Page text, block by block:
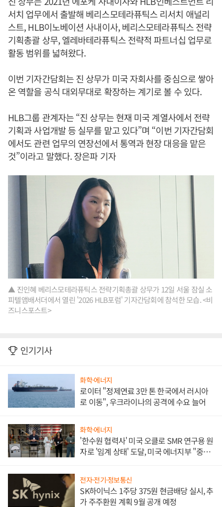
서치 업무에서 출발해 베리스모테라퓨틱스 리서치 애널리
스트, HLB이노베이션 사내이사, 베리스모테라퓨틱스 전략
기획총괄 상무, 엘레바테라퓨틱스 전략적 파트너십 업무로
활동 범위를 넓혀왔다.
이번 기자간담회는 진 상무가 미국 자회사를 중심으로 쌓아
온 역할을 공식 대외무대로 확장하는 계기로 볼 수 있다.
HLB그룹 관계자는 “진 상무는 현재 미국 계열사에서 전략
기획과 사업개발 등 실무를 맡고 있다”며 “이번 기자간담회
에서도 관련 업무의 연장선에서 통역과 현장 대응을 맡은
것”이라고 말했다. 장은파 기자
▲ 진인혜 베리스모테라퓨틱스 전략기획총괄 상무가 12일 서울 잠실 소
피텔앰배서더에서 열린 '2026 HLB포럼' 기자간담회에 참석한 모습. <비
즈니스포스트>
인기기사
화학·에너지
로이터 "정제연료 3만 톤 한국에서 러시아
로 이동", 우크라이나의 공격에 수요 늘어
화학·에너지
'한수원 협력사' 미국 오클로 SMR 연구용 원
자로 '임계 상태' 도달, 미국 에너지부 "중요
전자·전기·정보통신
SK하이닉스 1주당 375원 현금배당 실시, 추
가 주주환원 계획 9월 공개 예정